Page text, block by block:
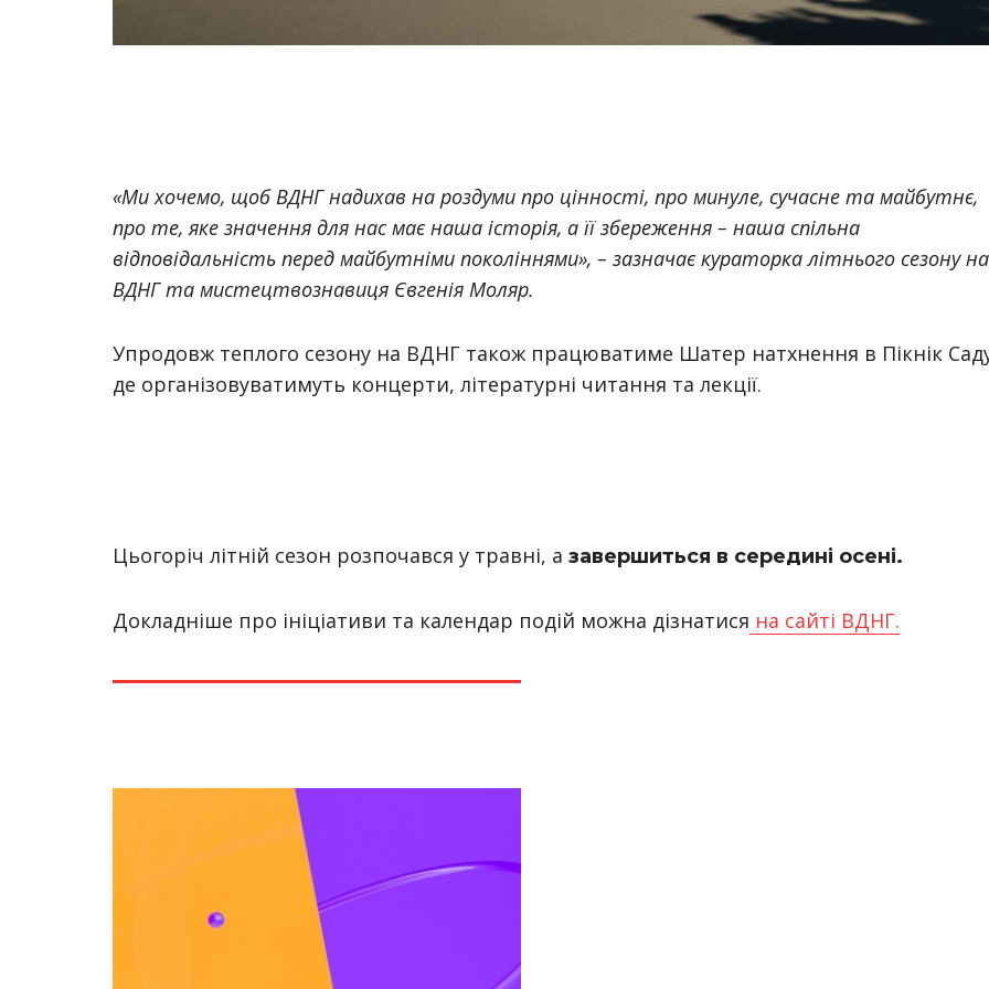
«Ми хочемо, щоб ВДНГ надихав на роздуми про цінності, про минуле, сучасне та майбутнє,
про те, яке значення для нас має наша історія, а її збереження – наша спільна
відповідальність перед майбутніми поколіннями», – зазначає кураторка літнього сезону на
ВДНГ та мистецтвознавиця Євгенія Моляр.
Упродовж теплого сезону на ВДНГ також працюватиме Шатер натхнення в Пікнік
де організовуватимуть концерти, літературні читання та лекції.
Цьогоріч літній сезон розпочався у травні, а завершиться в середині осені.
Докладніше про ініціативи та календар подій можна дізнатися на сайті ВДНГ.